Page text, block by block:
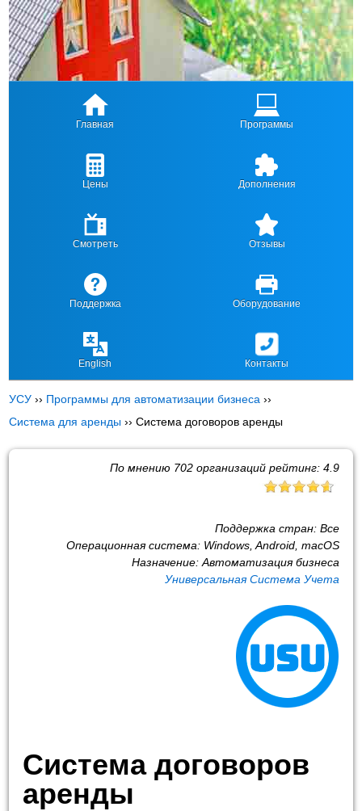
Главная Программы
Цены Дополнения
Смотреть Отзывы
Поддержка Оборудование
English Контакты
УСУ ›› Программы для автоматизации бизнеса ››
Система для аренды ››Система договоров аренды
По мнению 702организаций рейтинг: 4.9
Поддержка стран: Все
Операционная система: Windows, Android, macOS
Назначение: Автоматизация бизнеса
Универсальная Система Учета
Система договоров
аренды